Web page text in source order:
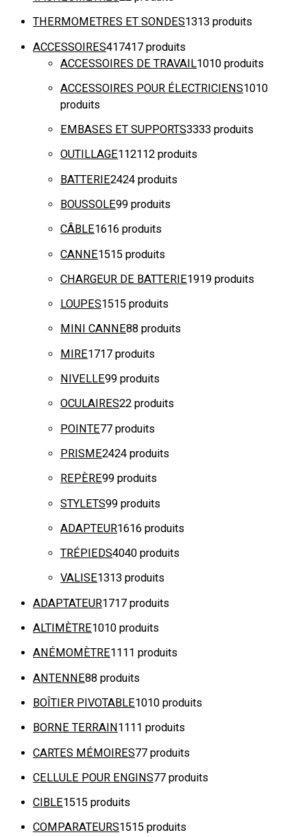
THERMOMETRES ET SONDES1313 produits
ACCESSOIRES417417 produits
ACCESSOIRES DE TRAVAIL1010 produits
ACCESSOIRES POUR ÉLECTRICIENS1010
produits
EMBASES ET SUPPORTS3333 produits
OUTILLAGE112112 produits
BATTERIE2424 produits
BOUSSOLE99 produits
CÂBLE1616 produits
CANNE1515 produits
CHARGEUR DE BATTERIE1919 produits
LOUPES1515 produits
MINI CANNE88 produits
MIRE1717 produits
NIVELLE99 produits
OCULAIRES22 produits
POINTE77 produits
PRISME2424 produits
REPÈRE99 produits
STYLETS99 produits
ADAPTEUR1616 produits
TRÉPIEDS4040 produits
VALISE1313 produits
ADAPTATEUR1717 produits
ALTIMÈTRE1010 produits
ANÉMOMÈTRE11 11 produits
ANTENNE88 produits
BOÎTIER PIVOTABLE1010 produits
BORNE TERRAIN 11 11 produits
CARTES MÉMOIRES77 produits
CELLULE POUR ENGINS77 produits
CIBLE1515 produits
COMPARATEURS1515 produits